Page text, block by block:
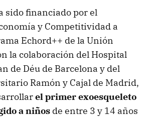
sido financiado por el
y Competitividad a
Echord++ de la Unión
la colaboración del Hospital
de Déu de Barcelona y del
Ramón y Cajal de Madrid,
el primer exoesqueleto
a niños de entre 3 y 14 años